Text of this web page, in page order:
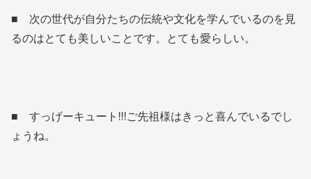
■ 次の世代が自分たちの伝統や文化を学んでいるのを見
るのはとても美しいことです。とても愛らしい。
■ すっげーキュート!!!ご先祖様はきっと喜んでいるでし
ょうね。